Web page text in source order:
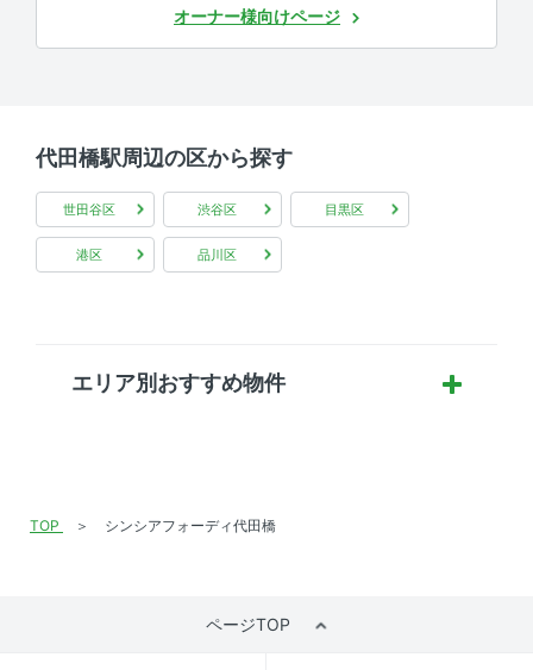
オーナー様向けページ
代田橋駅周辺の区から探す
世田谷区 渋谷区 目黒区
港区 品川区
エリア別おすすめ物件
TOP シンシアフォーディ代田橋
ページTOP